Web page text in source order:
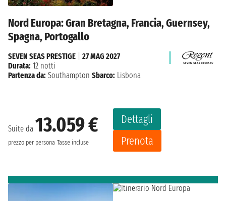
Nord Europa: Gran Bretagna, Francia, Guernsey,
Spagna, Portogallo
Suite da 13.059 €
prezzo per persona Tasse incluse
Dettagli
Prenota
SEVEN SEAS PRESTIGE
27 MAG 2027
Durata: 12 notti
Partenza da: Southampton Sbarco: Lisbona